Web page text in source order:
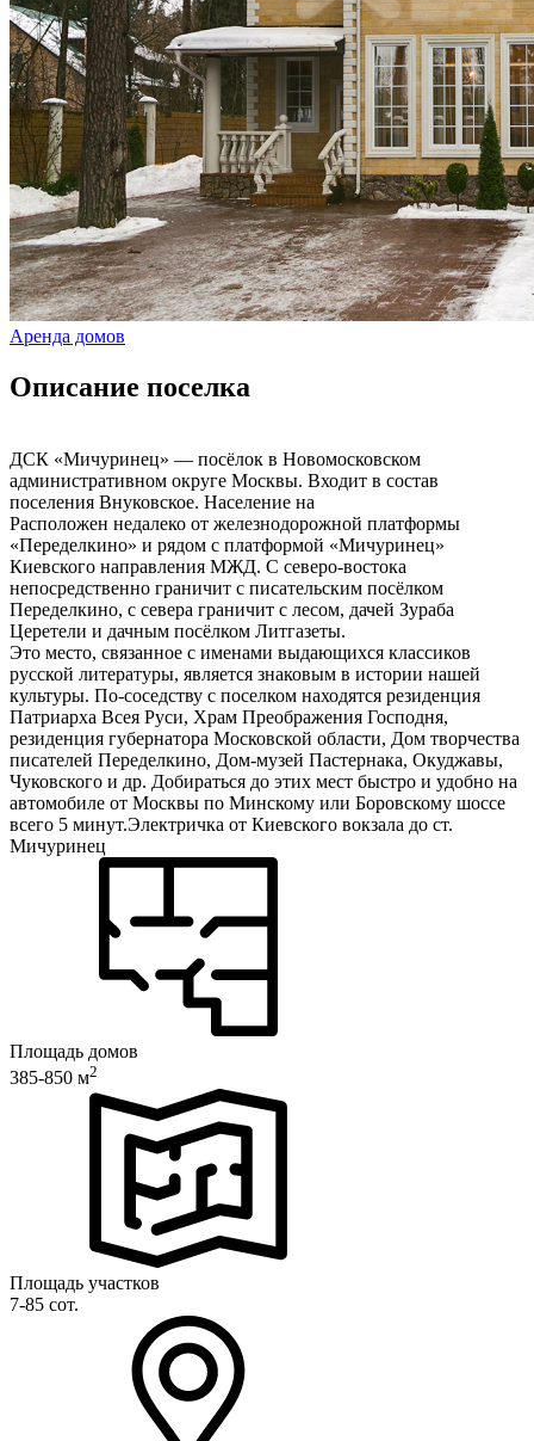
Аренда домов
Описание поселка
ДСК «Мичуринец» — посёлок в Новомосковском
административном округе Москвы. Входит в состав
поселения Внуковское. Население на
Расположен недалеко от железнодорожной платформы
«Переделкино» и рядом с платформой «Мичуринец»
Киевского направления МЖД. С северо-востока
непосредственно граничит с писательским посёлком
Переделкино, с севера граничит с лесом, дачей Зураба
Церетели и дачным посёлком Литгазеты.
Это место, связанное с именами выдающихся классиков
русской литературы, является знаковым в истории нашей
культуры. По-соседству с поселком находятся резиденция
Патриарха Всея Руси, Храм Преображения Господня,
резиденция губернатора Московской области, Дом творчества
писателей Переделкино, Дом-музей Пастернака, Окуджавы,
Чуковского и др. Добираться до этих мест быстро и удобно на
автомобиле от Москвы по Минскому или Боровскому шоссе
всего 5 минут.Электричка от Киевского вокзала до ст.
Мичуринец
Площадь домов
385-850 м2
Площадь участков
7-85 сот.